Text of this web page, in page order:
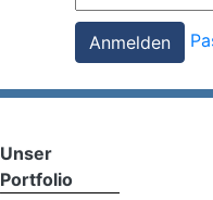
Unser
Portfolio